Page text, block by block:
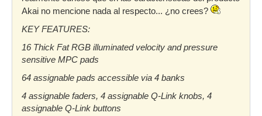
Akai no mencione nada al respecto... ¿no crees?
KEY FEATURES:
16 Thick Fat RGB illuminated velocity and pressure
sensitive MPC pads
64 assignable pads accessible via 4 banks
4 assignable faders, 4 assignable Q-Link knobs, 4
assignable Q-Link buttons